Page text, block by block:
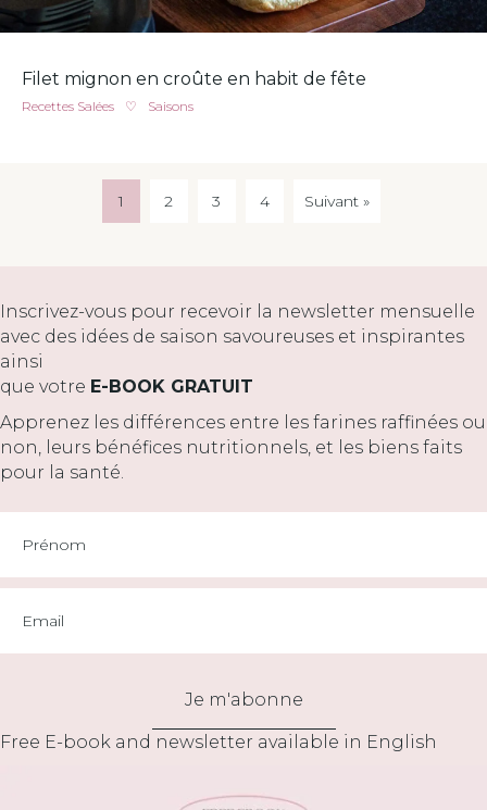
Filet mignon en croûte en habit de fête
Recettes Salées ♡ Saisons
1 2 3 4 Suivant »
Inscrivez-vous pour recevoir la newsletter mensuelle
avec des idées de saison savoureuses et inspirantes
ainsi
que votre E-BOOK GRATUIT
Apprenez les différences entre les farines raffinées ou
non, leurs bénéfices nutritionnels, et les biens faits
pour la santé.
Je m'abonne
Free E-book and newsletter available in English